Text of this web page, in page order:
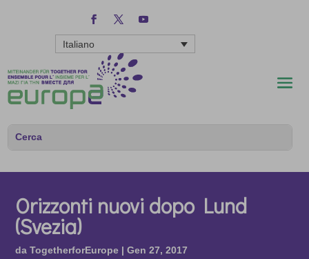
Italiano
Orizzonti nuovi dopo Lund
(Svezia)
daTogetherforEurope |Gen 27, 2017